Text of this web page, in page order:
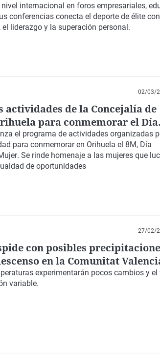
internacional en foros empresariales,
conferencias conecta el deporte de élite
liderazgo y la superación personal.
02/03/
actividades de la Concejalía de
para conmemorar el Día
la Mujer
el programa de actividades organizadas
para conmemorar en Orihuela el 8M, Día
. Se rinde homenaje a las mujeres que
de oportunidades
27/02/
con posibles
en la Comunitat
experimentarán pocos cambios y el
variable.